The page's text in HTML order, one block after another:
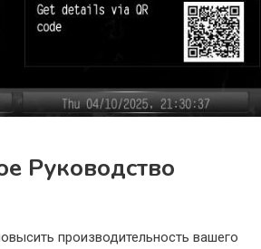
Руководство
производительность вашего